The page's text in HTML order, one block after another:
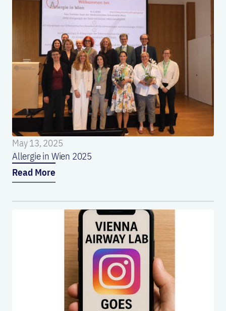
May 13, 2025
Allergie in Wien 2025
Read More